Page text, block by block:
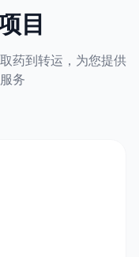
目
药到转运，为您提供
务